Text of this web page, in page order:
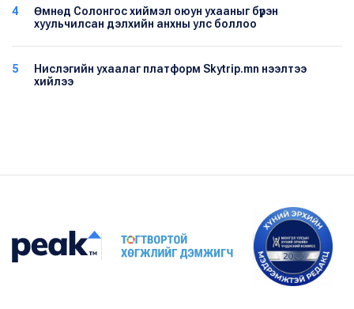
4
Өмнөд Солонгос хиймэл оюун ухааныг бүрэн
хуульчилсан дэлхийн анхны улс боллоо
5
Нислэгийн ухаалаг платформ Skytrip.mn нээлтээ
хийлээ